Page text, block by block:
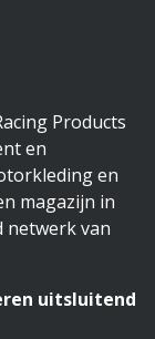
Products
en
en
magazijn in
netwerk van
uitsluitend